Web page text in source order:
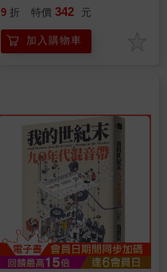
9 折 特價 342 元
加入購物車